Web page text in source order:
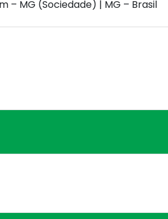
– MG (Sociedade) | MG – Brasil